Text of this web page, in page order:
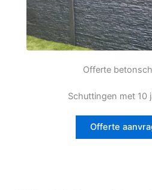
Offerte
Schuttingen met 10
Offerte